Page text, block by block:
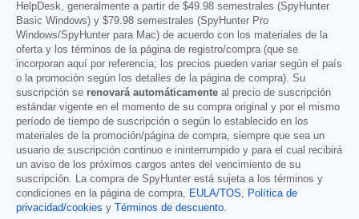
HelpDesk, generalmente a partir de $49.98 semestrales (SpyHunter
Basic Windows) y $79.98 semestrales (SpyHunter Pro
Windows/SpyHunter para Mac) de acuerdo con los materiales de la
oferta y los términos de la página de registro/compra (que se
incorporan aquí por referencia; los precios pueden variar según el país
o la promoción según los detalles de la página de compra). Su
suscripción se renovará automáticamente al precio de suscripción
estándar vigente en el momento de su compra original y por el mismo
período de tiempo de suscripción o según lo establecido en los
materiales de la promoción/página de compra, siempre que sea un
usuario de suscripción continuo e ininterrumpido y para el cual recibirá
un aviso de los próximos cargos antes del vencimiento de su
suscripción. La compra de SpyHunter está sujeta a los términos y
condiciones en la página de compra,
EULA/TOS
Política de
privacidad/cookies y Términos de descuento